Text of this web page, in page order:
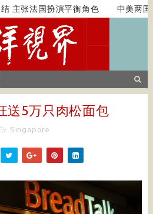
主张法国扮演平衡角色 中美两国
送5万只肉松面包
Singapore